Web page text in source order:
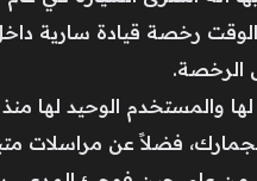
رخصة قيادة سارية
الرخصة.
والمستخدم الوحيد لها
فضلاً عن مراسلات